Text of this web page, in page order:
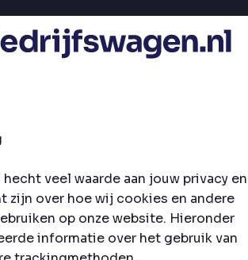
veel waarde aan jouw privacy en
zijn over hoe wij cookies en andere
op onze website. Hieronder
informatie over het gebruik van